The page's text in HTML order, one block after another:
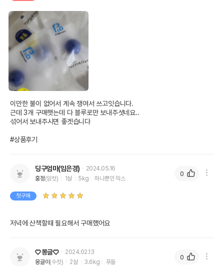
이만한 불이 없어서 계속 쟁여서 쓰고잇습니다.
근데 3개 구매햇는데 다 블루로만 보내주셧네요..
섞어서 보내주시면 좋겟습니다
#상품후기
딩구엄마(임은경)
2024.05.16
홍정(암컷) 1살 5kg 하나뿐인 믹스
첫구매
저녁에 산책할때 필요해서 구매했어요
0
♡몽글♡
2024.02.13
몽글이 (수컷) 2살 3.6kg 푸들
0